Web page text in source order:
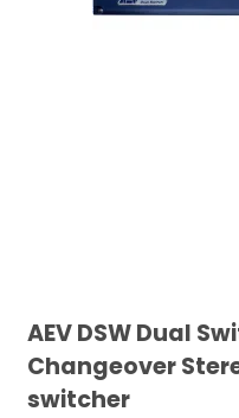
AEV DSW Dual
Changeover
switcher